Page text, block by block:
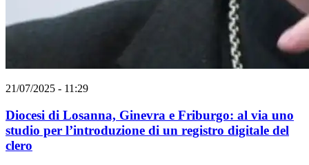
21/07/2025 - 11:29
Diocesi di Losanna, Ginevra e Friburgo: al via uno
studio per l’introduzione di un registro digitale del
clero